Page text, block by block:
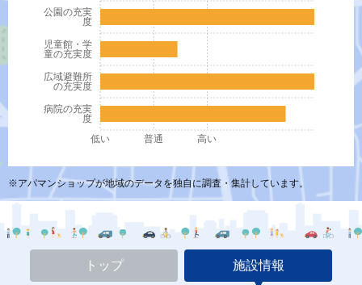
病院の充実
度
広域避難所
の充実度
児童館・学
童の充実度
公園の充実
度
低い 普通 高い
※アパマンショップが地域のデータを独自に調査・集計しています。
トップ 施設情報